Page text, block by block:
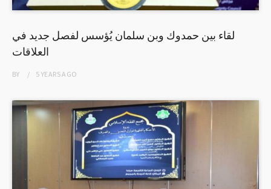
لقاء بين حمدوك وبن سلمان يُؤسس لفصل جديد في
العلاقات
BY 5 YEARSAGO